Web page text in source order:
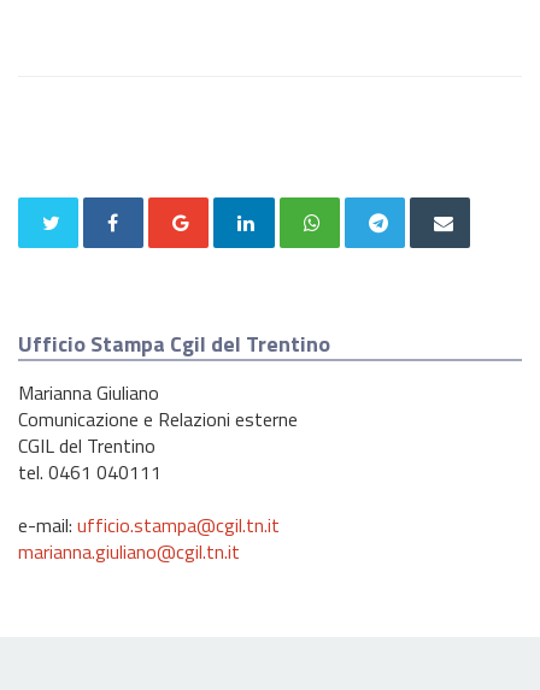
Ufficio Stampa Cgil del Trentino
Marianna Giuliano
Comunicazione e Relazioni esterne
CGIL del Trentino
tel. 0461 040111
e-mail: ufficio.stampa@cgil.tn.it
marianna.giuliano@cgil.tn.it